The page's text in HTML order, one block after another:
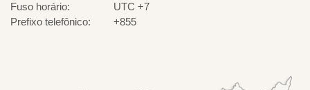
Fuso horário:
UTC +7
Prefixo telefônico:
+855